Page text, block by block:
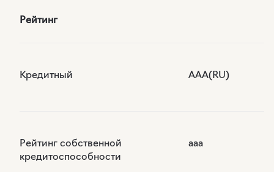
Рейтинг
Кредитный AAA(RU)
Рейтинг собственной
кредитоспособности
aaa